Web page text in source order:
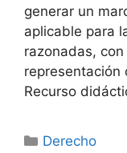
generar un
aplicable para
razonadas,
representación
Recurso
Categorías
Derecho